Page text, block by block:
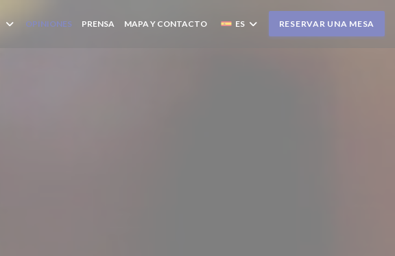
OPINIONES PRENSA MAPA Y CONTACTO ES RESERVAR UNA MESA